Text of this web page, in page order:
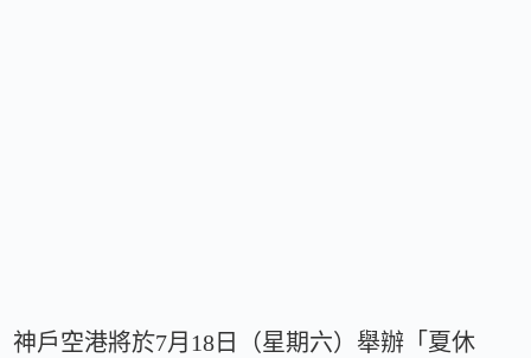
神戶空港將於7月18日（星期六）舉辦「夏休